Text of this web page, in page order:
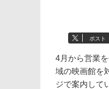
ポスト
4月から営業
域の映画館を
ジで案内して